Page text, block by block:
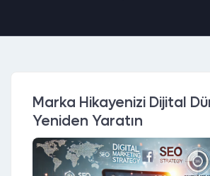
Marka Hikayenizi Dijital
Yeniden Yaratın